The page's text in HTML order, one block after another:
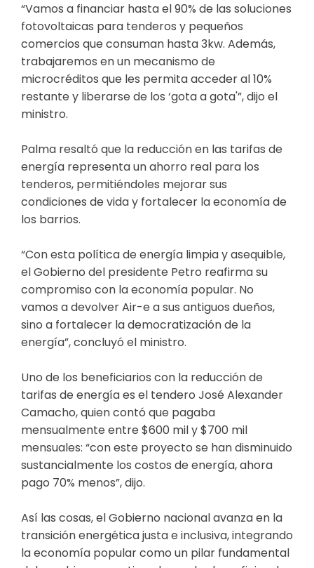
“Vamos a financiar hasta el 90% de las soluciones
fotovoltaicas para tenderos y pequeños
comercios que consuman hasta 3kw. Además,
trabajaremos en un mecanismo de
microcréditos que les permita acceder al 10%
restante y liberarse de los ‘gota a gota'”, dijo el
ministro.
Palma resaltó que la reducción en las tarifas de
energía representa un ahorro real para los
tenderos, permitiéndoles mejorar sus
condiciones de vida y fortalecer la economía de
los barrios.
“Con esta política de energía limpia y asequible,
el Gobierno del presidente Petro reafirma su
compromiso con la economía popular. No
vamos a devolver Air-e a sus antiguos dueños,
sino a fortalecer la democratización de la
energía”, concluyó el ministro.
Uno de los beneficiarios con la reducción de
tarifas de energía es el tendero José Alexander
Camacho, quien contó que pagaba
mensualmente entre $600 mil y $700 mil
mensuales: “con este proyecto se han disminuido
sustancialmente los costos de energía, ahora
pago 70% menos”, dijo.
Así las cosas, el Gobierno nacional avanza en la
transición energética justa e inclusiva, integrando
la economía popular como un pilar fundamental